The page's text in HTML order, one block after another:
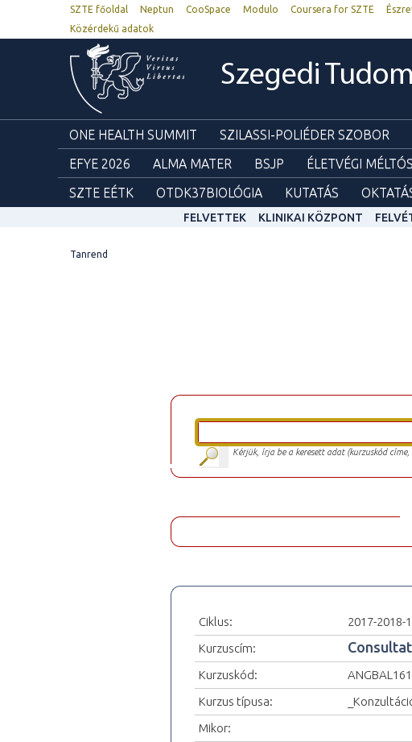
SZTE főoldal Neptun CooSpace Modulo Coursera for SZTE
Közérdekű adatok
Szegedi
ONE HEALTH SUMMIT SZILASSI-POLIÉDER SZOBOR
EFYE 2026
ALMA MATER BSJP ÉLETVÉGI
SZTE EÉTK
OTDK37BIOLÓGIA KUTATÁS
FELVETTEK KLINIKAI KÖZPONT
Tanrend
Kérjük, írja be a keresett adat (kurzuskód
Ciklus:
2017-2018-1
Kurzuscím:
Kurzuskód:
Kurzus típusa:
Mikor: